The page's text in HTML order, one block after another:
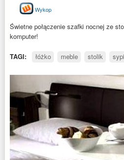
Wykop
Świetne połączenie szafki nocnej ze
komputer!
TAGI: łóżko meble stolik